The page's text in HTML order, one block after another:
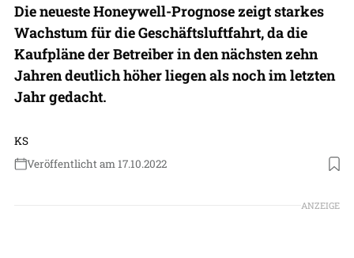
Die neueste Honeywell-Prognose zeigt starkes
Wachstum für die Geschäftsluftfahrt, da die
Kaufpläne der Betreiber in den nächsten zehn
Jahren deutlich höher liegen als noch im letzten
Jahr gedacht.
KS
Veröffentlicht am 17.10.2022
Foto: Honeywell
ANZEIGE